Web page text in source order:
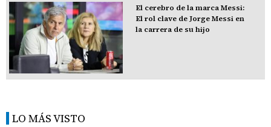
El cerebro de la marca Messi:
El rol clave de Jorge Messi en
la carrera de su hijo
LO MÁS VISTO